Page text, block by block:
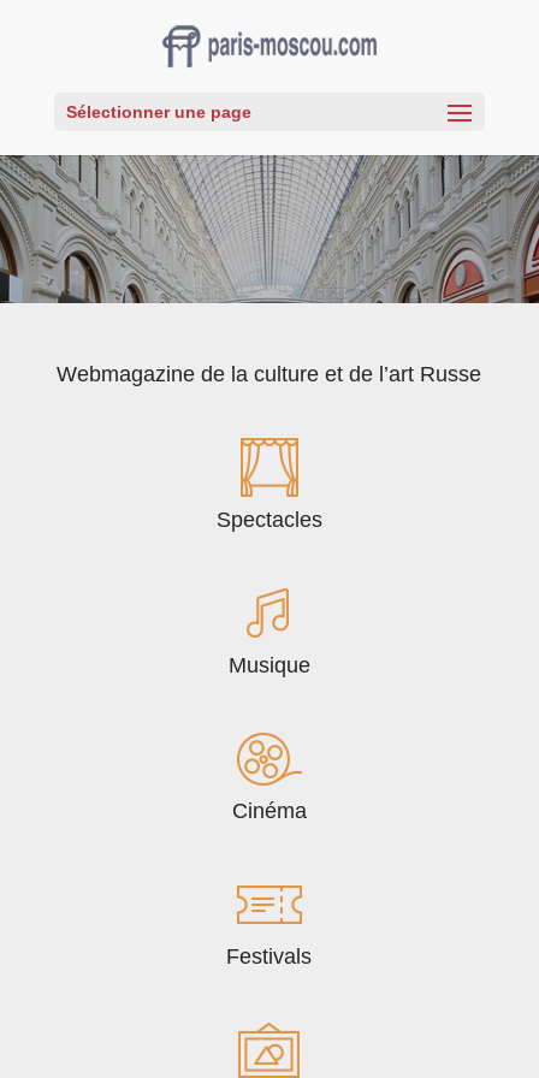
Sélectionner une page
Webmagazine de la culture et de l’art Russe
Spectacles
Musique
Cinéma
Festivals